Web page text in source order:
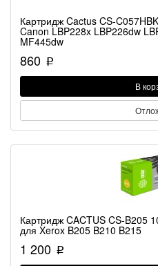
Картридж Cactus CS-
Canon LBP228x LBP226dw
MF445dw
860 p
В
Картридж CACTUS CS-B205
для Xerox B205 B210 B215
1 200 p